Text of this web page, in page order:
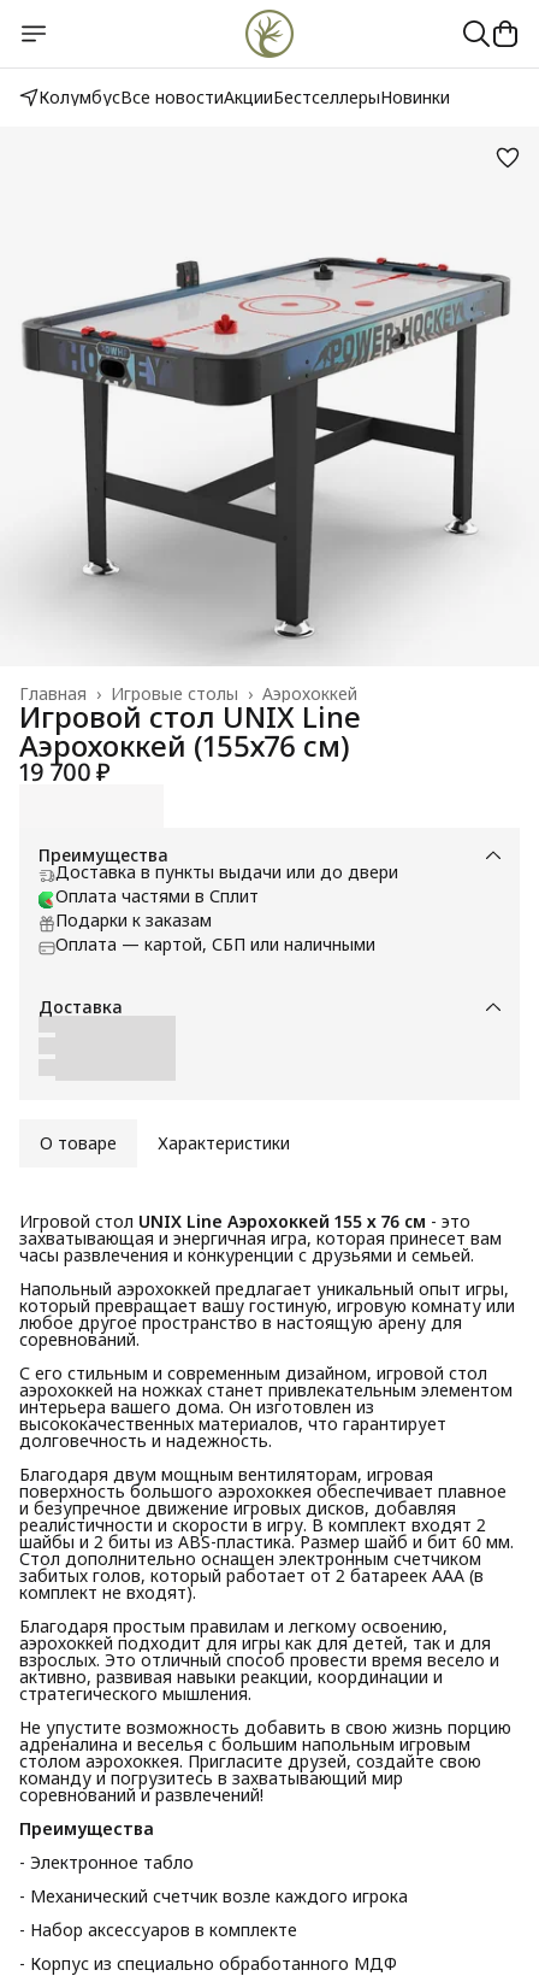
КолумбусВсе новостиАкцииБестселлерыНовинки
Аэрохоккей
Игровые столы ›
Главная ›
Игровой стол UNIX Line
Аэрохоккей (155х76 cм)
19 700 ₽
Преимущества
Доставка в пункты выдачи или до двери
Оплата частями в Сплит
Подарки к заказам
Оплата — картой, СБП или наличными
Доставка
О товаре Характеристики
Игровой стол UNIX Line Аэрохоккей 155 х 76 cм - это
захватывающая и энергичная игра, которая принесет вам
часы развлечения и конкуренции с друзьями и семьей.
Напольный аэрохоккей предлагает уникальный опыт игры,
который превращает вашу гостиную, игровую комнату или
любое другое пространство в настоящую арену для
соревнований.
С его стильным и современным дизайном, игровой стол
аэрохоккей на ножках станет привлекательным элементом
интерьера вашего дома. Он изготовлен из
высококачественных материалов, что гарантирует
долговечность и надежность.
Благодаря двум мощным вентиляторам, игровая
поверхность большого аэрохоккея обеспечивает плавное
и безупречное движение игровых дисков, добавляя
реалистичности и скорости в игру. В комплект входят 2
шайбы и 2 биты из ABS-пластика. Размер шайб и бит 60 мм.
Стол дополнительно оснащен электронным счетчиком
забитых голов, который работает от 2 батареек ААА (в
комплект не входят).
Благодаря простым правилам и легкому освоению,
аэрохоккей подходит для игры как для детей, так и для
взрослых. Это отличный способ провести время весело и
активно, развивая навыки реакции, координации и
стратегического мышления.
Не упустите возможность добавить в свою жизнь порцию
адреналина и веселья с большим напольным игровым
столом аэрохоккея. Пригласите друзей, создайте свою
команду и погрузитесь в захватывающий мир
соревнований и развлечений!
Преимущества
- Электронное табло
- Механический счетчик возле каждого игрока
- Набор аксессуаров в комплекте
- Корпус из специально обработанного МДФ